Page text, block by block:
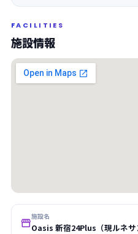
FACILITIES
施設情報
施設名
Oasis 新宿24Plus（現ルネサ